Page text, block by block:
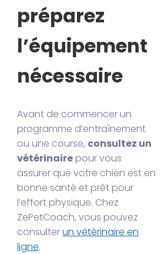
préparez
l’équipement
nécessaire
Avant de commencer un
programme d’entraînement
ou une course, consultez un
vétérinaire pour vous
assurer que votre chien est en
bonne santé et prêt pour
l’effort physique. Chez
ZePetCoach, vous pouvez
consulterun vétérinaire en
ligne.